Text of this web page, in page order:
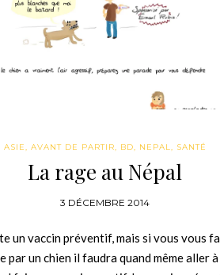
ASIE AVANT DE PARTIR BD NEPAL SANTÉ
La rage au Népal
3 DÉCEMBRE 2014
un vaccin préventif, mais si vous vous
par un chien il faudra quand même aller à